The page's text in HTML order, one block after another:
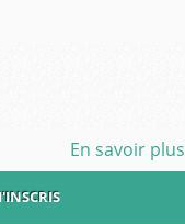
En savoir plus